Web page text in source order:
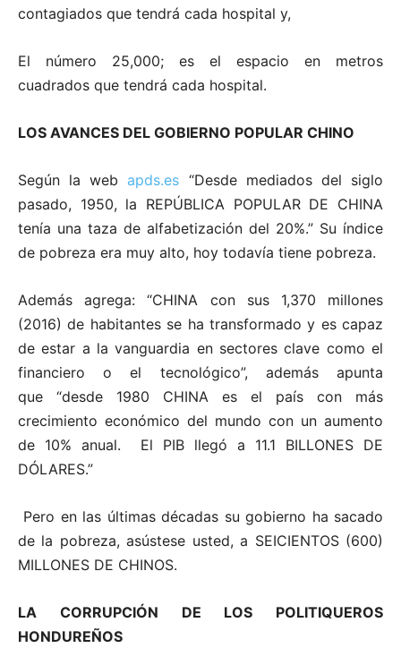
contagiados que tendrá cada hospital y,
El número 25,000; es el espacio en metros
cuadrados que tendrá cada hospital.
LOS AVANCES DEL GOBIERNO POPULAR CHINO
Según la web apds.es “Desde mediados del siglo
pasado, 1950, la REPÚBLICA POPULAR DE CHINA
tenía una taza de alfabetización del 20%.” Su índice
de pobreza era muy alto, hoy todavía tiene pobreza.
Además agrega: “CHINA con sus 1,370 millones
(2016) de habitantes se ha transformado y es capaz
de estar a la vanguardia en sectores clave como el
financiero o el tecnológico”, además apunta
que “desde 1980 CHINA es el país con más
crecimiento económico del mundo con un aumento
de 10% anual. El PIB llegó a 11.1 BILLONES DE
DÓLARES.”
Pero en las últimas décadas su gobierno ha sacado
de la pobreza, asústese usted, a SEICIENTOS (600)
MILLONES DE CHINOS.
LA CORRUPCIÓN DE LOS POLITIQUEROS
HONDUREÑOS